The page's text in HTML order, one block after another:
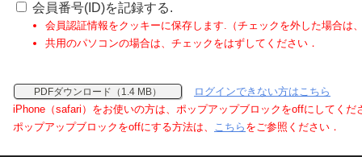
会員番号(ID)を記録する.
会員認証情報をクッキーに保存します.（チェックを外した場合は
共用のパソコンの場合は、チェックをはずしてください．
PDFダウンロード（1.4 MB）
ログインできない方はこちら
iPhone（safari）をお使いの方は、ポップアップブロックをoffにしてくだ
ポップアップブロックをoffにする方法は、 こちら をご参照ください．